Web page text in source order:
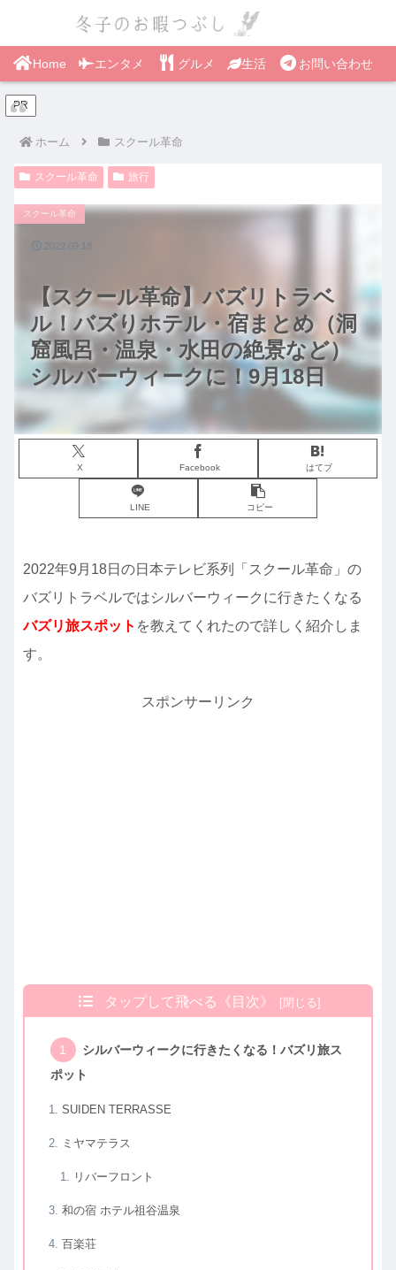
Home エンタメ グルメ 生活 お問い合わせ
PR
ホーム スクール革命
スクール革命 旅行
【スクール革命】バズリトラベ
ル！バズりホテル・宿まとめ（洞
窟風呂・温泉・水田の絶景など）
シルバーウィークに！9月18日
スクール革命
X Facebook はてブ
LINE コピー
2022.09.18
2022年9月18日の日本テレビ系列「スクール革命」の
バズリトラベルではシルバーウィークに行きたくなる
バズリ旅スポット を教えてくれたので詳しく紹介しま
す。
スポンサーリンク
タップして飛べる《目次》
シルバーウィークに行きたくなる！バズリ旅ス
ポット
SUIDEN TERRASSE
ミヤマテラス
リバーフロント
和の宿 ホテル祖谷温泉
百楽荘